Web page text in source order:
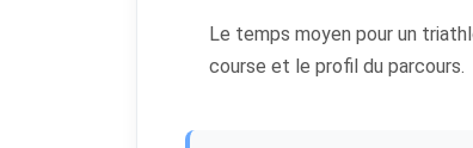
Le temps moyen pour un
course et le profil du parcours.